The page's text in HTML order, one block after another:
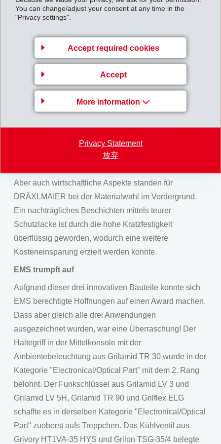
You can change/adjust your consent at any time in the
"Privacy settings".
Accept required cookies
Accept
More information
Privacy Statement
放弃
spezielles Produkt mit opaker Optik entwickelt wurde.
Durch die hohe Reinheit des Materials entsteht eine
die einheitliche Farbabstimmung zu anderen
Lichtkomponenten im Innenraum erlaubt.
Neben den optischen Eigenschaften überzeugt das
modifizierte Grilamid TR 30 vor allem durch
hervorragende Chemikalienbeständigkeit und hohe
Beständigkeit gegen UV-Strahlung. Das Material bietet
zudem weitere Vorteile gegenüber anderen amorphen
Kunststoffen. So konnten Knarzgeräusche zwischen
Lichtquelle und Bauelement durch den Einsatz von
Aber auch wirtschaftliche Aspekte standen für
DRÄXLMAIER bei der Materialwahl im Vordergrund.
Ein nachträgliches Beschichten mittels teurer
Schutzlacke ist durch die hohe Kratzfestigkeit
überflüssig geworden, wodurch eine weitere
Kosteneinsparung erzielt werden konnte.
EMS trumpft auf
Aufgrund dieser drei innovativen Bauteile konnte sich
EMS berechtigte Hoffnungen auf einen Award machen.
Dass aber gleich alle drei Anwendungen
ausgezeichnet wurden, war eine Überraschung! Der
Haltegriff in der Mittelkonsole mit der
Ambientebeleuchtung aus Grilamid TR 30 wurde in der
Kategorie "Electronical/Optical Part" mit dem 2. Rang
belohnt. Der Funkschlüssel aus Grilamid LV 3 und
Grilamid LV 5H, Grilamid TR 90 und Grilflex ELG
schaffte es in derselben Kategorie "Electronical/Optical
Part" zuoberst aufs Treppchen. Das Kühlventil aus
Grivory HT1VA-35 HYS und Grilon TSG-35/4 belegte